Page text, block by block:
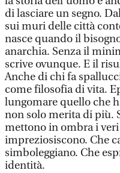
di lasciare un segno.
sui muri delle città
nasce quando il
anarchia. Senza il
scrive ovunque. E il
Anche di chi fa
come filosofia di vita.
lungomare quello che
non solo merita di più.
mettono in ombra i
impreziosiscono. Che
simboleggiano. Che
identità.